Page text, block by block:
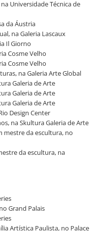
Universidade Técnica de
da Áustria
na Galeria Lascaux
Il Giorno
Cosme Velho
Cosme Velho
na Galeria Arte Global
Galeria de Arte
Galeria de Arte
Galeria de Arte
Design Center
na Skultura Galeria de Arte
mestre da escultura, no
da escultura, na
Grand Palais
Artística Paulista, no Palace